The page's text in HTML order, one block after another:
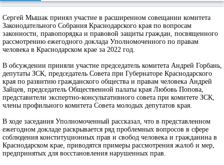
Сергей Мышак принял участие в расширенном совещании комитета
Законодательного Собрания Краснодарского края по вопросам
законности, правопорядка и правовой защиты граждан, посвященного
рассмотрению ежегодного доклада Уполномоченного по правам
человека в Краснодарском крае за 2022 год.
В обсуждении приняли участие председатель комитета Андрей Горбань,
депутаты ЗСК, председатель Совета при Губернаторе Краснодарского
края по развитию гражданского общества и правам человека Андрей
Зайцев, председатель Общественной палаты края Любовь Попова,
представители экспертно-консультативного совета при комитете ЗСК,
члены профильного комитета Совета молодых депутатов края.
В ходе заседания Уполномоченный рассказал, что в представленном
ежегодном докладе раскрывается ряд проблемных вопросов в сфере
соблюдения конституционных прав и свобод человека и гражданина в
Краснодарском крае, приводятся примеры рассмотрения жалоб и мер,
предпринятых для восстановления нарушенных прав.